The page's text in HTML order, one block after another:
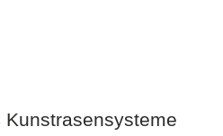
Kunstrasensysteme